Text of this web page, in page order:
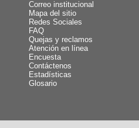
Correo institucional
Mapa del sitio
Redes Sociales
FAQ
Quejas y reclamos
Atención en línea
Encuesta
Contáctenos
Estadísticas
Glosario